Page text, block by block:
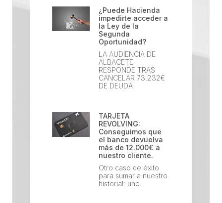
¿Puede Hacienda
impedirte acceder a
la Ley de la
Segunda
Oportunidad?
LA AUDIENCIA DE
ALBACETE
RESPONDE TRAS
CANCELAR 73.232€
DE DEUDA
TARJETA
REVOLVING:
Conseguimos que
el banco devuelva
más de 12.000€ a
nuestro cliente.
Otro caso de éxito
para sumar a nuestro
historial: uno